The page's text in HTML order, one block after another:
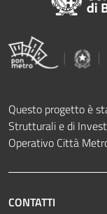
Questo progetto è
Strutturali e di
Operativo Città
CONTATTI